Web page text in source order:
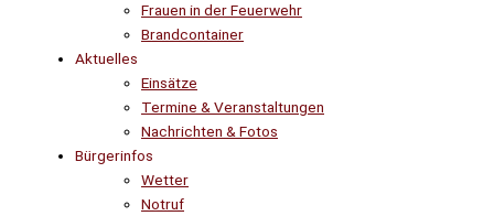
Frauen in der Feuerwehr
Brandcontainer
Aktuelles
Einsätze
Termine & Veranstaltungen
Nachrichten & Fotos
Bürgerinfos
Wetter
Notruf